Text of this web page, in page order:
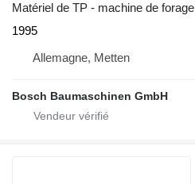
Matériel de TP - machine de forage
1995
Allemagne, Metten
Bosch Baumaschinen GmbH